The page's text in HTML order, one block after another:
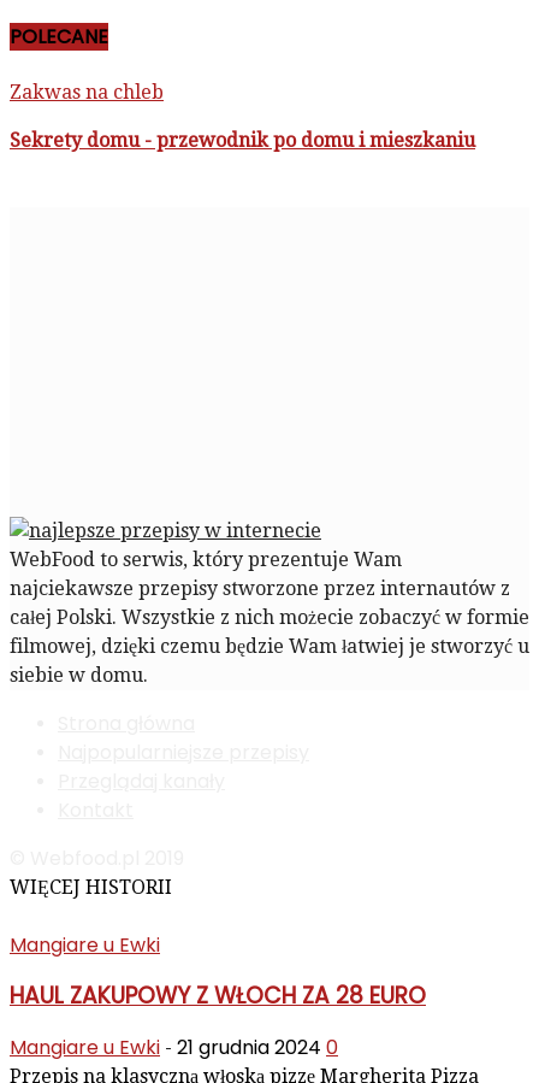
POLECANE
Zakwas na chleb
Sekrety domu - przewodnik po domu i mieszkaniu
WebFood to serwis, który prezentuje Wam
najciekawsze przepisy stworzone przez internautów z
całej Polski. Wszystkie z nich możecie zobaczyć w formie
filmowej, dzięki czemu będzie Wam łatwiej je stworzyć u
siebie w domu.
WIĘCEJ HISTORII
Mangiare u Ewki
HAUL ZAKUPOWY Z WŁOCH ZA 28 EURO
Mangiare u Ewki - 21 grudnia 2024 0
Przepis na klasyczną włoską pizzę Margherita Pizza